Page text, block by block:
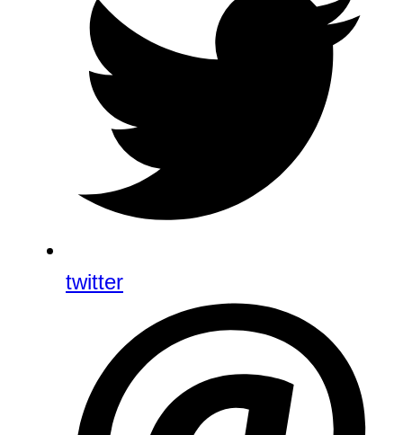
twitter